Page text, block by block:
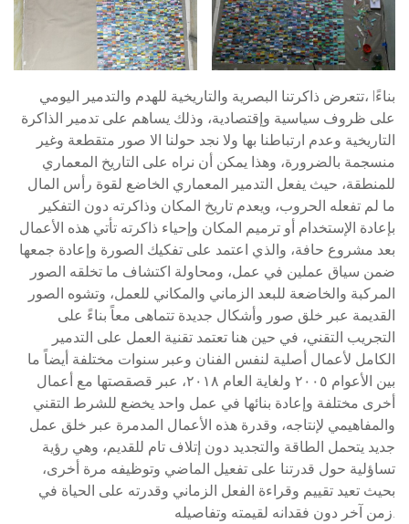
تتعرض ذاكرتنا البصرية والتاريخية للهدم والتدمير اليومي، lبناءً
على ظروف سياسية وإقتصادية، وذلك يساهم على تدمير الذاكرة
التاريخية وعدم ارتباطنا بها ولا نجد حولنا الا صور متقطعة وغير
منسجمة بالضرورة، وهذا يمكن أن نراه على التاريخ المعماري
للمنطقة، حيث يفعل التدمير المعماري الخاضع لقوة رأس المال
ما لم تفعله الحروب، ويعدم تاريخ المكان وذاكرته دون التفكير
بإعادة الإستخدام أو ترميم المكان وإحياء ذاكرته تأتي هذه الأعمال
بعد مشروع حافة، والذي اعتمد على تفكيك الصورة وإعادة جمعها
ضمن سياق عملين في عمل، ومحاولة اكتشاف ما تخلقه الصور
المركبة والخاضعة للبعد الزماني والمكاني للعمل، وتشوه الصور
القديمة عبر خلق صور وأشكال جديدة تتماهى معاً بناءً على
التجريب التقني، في حين هنا تعتمد تقنية العمل على التدمير
الكامل لأعمال أصلية لنفس الفنان وعبر سنوات مختلفة أيضاً ما
بين الأعوام ٢٠٠٥ ولغاية العام ٢٠١٨، عبر قصقصتها مع أعمال
أخرى مختلفة وإعادة بنائها في عمل واحد يخضع للشرط التقني
والمفاهيمي لإنتاجه، وقدرة هذه الأعمال المدمرة عبر خلق عمل
جديد يتحمل الطاقة والتجديد دون إتلاف تام للقديم، وهي رؤية
تساؤلية حول قدرتنا على تفعيل الماضي وتوظيفه مرة أخرى،
بحيث تعيد تقييم وقراءة الفعل الزماني وقدرته على الحياة في
زمن آخر دون فقدانه لقيمته وتفاصيله.